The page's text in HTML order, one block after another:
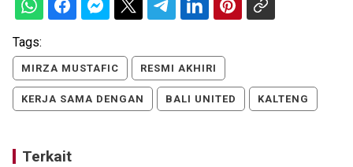
Tags:
MIRZA MUSTAFIC RESMI AKHIRI
KERJA SAMA DENGAN BALI UNITED KALTENG
Terkait